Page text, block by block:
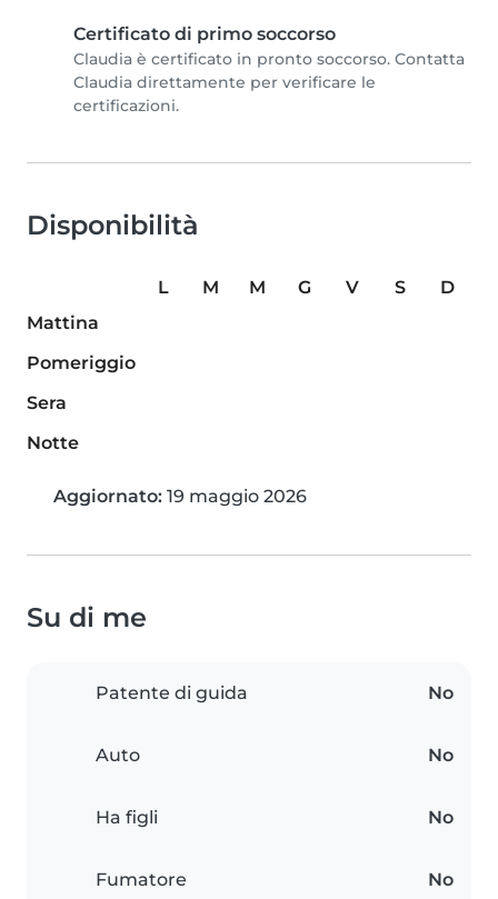
Certificato di primo soccorso
Claudia è certificato in pronto soccorso. Contatta
Claudia direttamente per verificare le
certificazioni.
Disponibilità
L M M G V S
D
Mattina
Pomeriggio
Sera
Notte
Aggiornato: 19 maggio 2026
Su di me
Patente di guida No
Auto No
Ha figli No
Fumatore No